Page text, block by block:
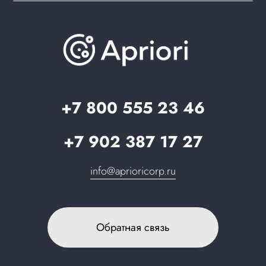
+7 800 555 23 46
+7 902 387 17 27
info@aprioricorp.ru
Обратная связь
О компании
Документация
Вопрос-ответ
Запрос в поддержку